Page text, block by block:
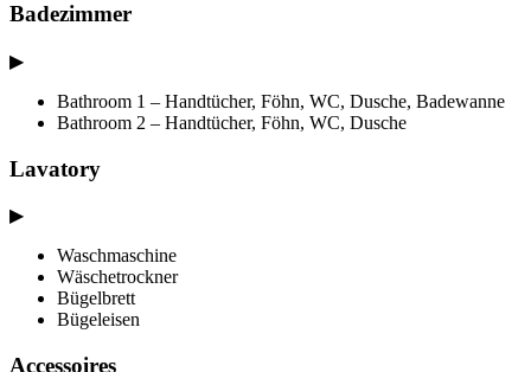
Badezimmer
▶
Bathroom 1 – Handtücher, Föhn, WC, Dusche, Badewanne
Bathroom 2 – Handtücher, Föhn, WC, Dusche
Lavatory
▶
Waschmaschine
Wäschetrockner
Bügelbrett
Bügeleisen
Accessoires